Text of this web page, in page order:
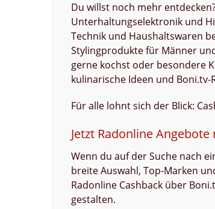
Du willst noch mehr
Unterhaltungselektronik und
Technik und Haushaltswaren
Stylingprodukte für Männer
gerne kochst oder besondere
kulinarische Ideen und Boni.tv-
Für alle lohnt sich der Blick:
Jetzt Radonline
Wenn du auf der Suche nach
breite Auswahl, Top-Marken
Radonline Cashback über
gestalten.